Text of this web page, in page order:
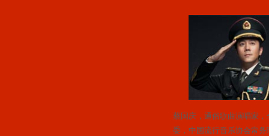
蔡国庆，通俗歌曲演唱家，
委，中国流行音乐协会常务